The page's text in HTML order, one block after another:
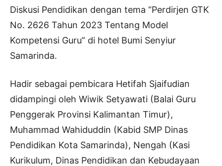
Diskusi Pendidikan dengan tema “Perdirjen GTK
No. 2626 Tahun 2023 Tentang Model
Kompetensi Guru” di hotel Bumi Senyiur
Samarinda.
Hadir sebagai pembicara Hetifah Sjaifudian
didampingi oleh Wiwik Setyawati (Balai Guru
Penggerak Provinsi Kalimantan Timur),
Muhammad Wahiduddin (Kabid SMP Dinas
Pendidikan Kota Samarinda), Nengah (Kasi
Kurikulum, Dinas Pendidikan dan Kebudayaan